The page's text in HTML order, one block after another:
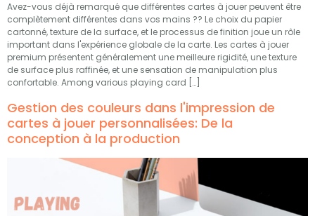
Avez-vous déjà remarqué que différentes cartes à jouer peuvent être
complètement différentes dans vos mains ?? Le choix du papier
cartonné, texture de la surface, et le processus de finition joue un rôle
important dans l'expérience globale de la carte. Les cartes à jouer
premium présentent généralement une meilleure rigidité, une texture
de surface plus raffinée, et une sensation de manipulation plus
confortable. Among various playing card […]
Gestion des couleurs dans l'impression de
cartes à jouer personnalisées: De la
conception à la production